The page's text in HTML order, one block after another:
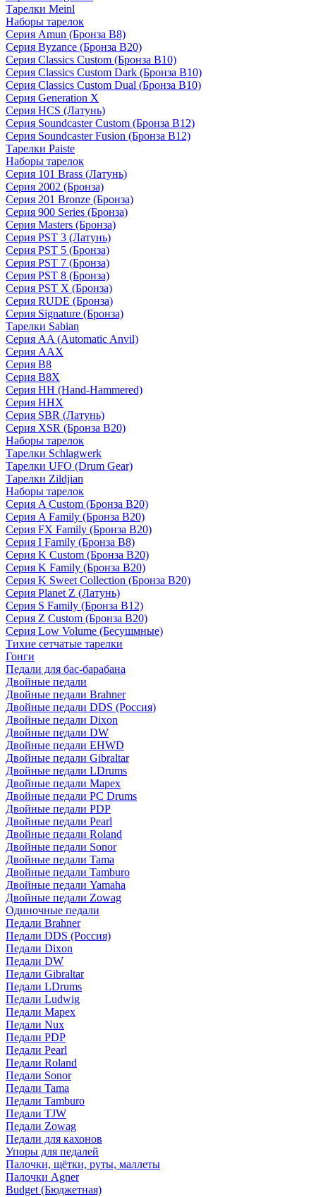
Тарелки Meinl
Наборы тарелок
Серия Amun (Бронза B8)
Серия Byzance (Бронза B20)
Серия Classics Custom (Бронза B10)
Серия Classics Custom Dark (Бронза B10)
Серия Classics Custom Dual (Бронза B10)
Серия Generation X
Серия HCS (Латунь)
Серия Soundcaster Custom (Бронза B12)
Серия Soundcaster Fusion (Бронза B12)
Тарелки Paiste
Наборы тарелок
Серия 101 Brass (Латунь)
Серия 2002 (Бронза)
Серия 201 Bronze (Бронза)
Серия 900 Series (Бронза)
Серия Masters (Бронза)
Серия PST 3 (Латунь)
Серия PST 5 (Бронза)
Серия PST 7 (Бронза)
Серия PST 8 (Бронза)
Серия PST X (Бронза)
Серия RUDE (Бронза)
Серия Signature (Бронза)
Тарелки Sabian
Серия AA (Automatic Anvil)
Серия AAX
Серия B8
Серия B8X
Серия HH (Hand-Hammered)
Серия HHX
Серия SBR (Латунь)
Серия XSR (Бронза B20)
Наборы тарелок
Тарелки Schlagwerk
Тарелки UFO (Drum Gear)
Тарелки Zildjian
Наборы тарелок
Серия A Custom (Бронза B20)
Серия A Family (Бронза B20)
Серия FX Family (Бронза B20)
Серия I Family (Бронза B8)
Серия K Custom (Бронза B20)
Серия K Family (Бронза B20)
Серия K Sweet Collection (Бронза B20)
Серия Planet Z (Латунь)
Серия S Family (Бронза B12)
Серия Z Custom (Бронза B20)
Серия Low Volume (Бесушмные)
Тихие сетчатые тарелки
Гонги
Педали для бас-барабана
Двойные педали
Двойные педали Brahner
Двойные педали DDS (Россия)
Двойные педали Dixon
Двойные педали DW
Двойные педали EHWD
Двойные педали Gibraltar
Двойные педали LDrums
Двойные педали Mapex
Двойные педали PC Drums
Двойные педали PDP
Двойные педали Pearl
Двойные педали Roland
Двойные педали Sonor
Двойные педали Tama
Двойные педали Tamburo
Двойные педали Yamaha
Двойные педали Zowag
Одиночные педали
Педали Brahner
Педали DDS (Россия)
Педали Dixon
Педали DW
Педали Gibraltar
Педали LDrums
Педали Ludwig
Педали Mapex
Педали Nux
Педали PDP
Педали Pearl
Педали Roland
Педали Sonor
Педали Tama
Педали Tamburo
Педали TJW
Педали Zowag
Педали для кахонов
Упоры для педалей
Палочки, щётки, руты, маллеты
Палочки Agner
Budget (Бюджетная)